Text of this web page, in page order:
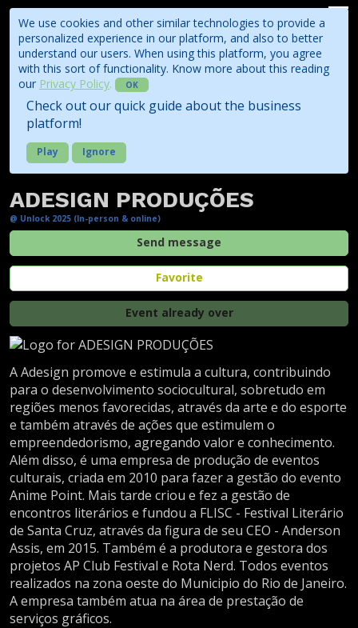
We use cookies and other similar technologies to provide a
personalized experience in our platform, and also to better
understand our users. When using this platform, you agree
with this sort of functionality. Know more about this reading
our Privacy Policy. OK
Check out our quick guide about the business
platform!
Play Ignore
ADESIGN PRODUÇÕES
@ Unlock 2025 (In-person & online)
Send message
Favorite
Event already over
A Adesign promove e estimula a cultura, contribuindo
para o desenvolvimento sociocultural, sobretudo em
regiões menos favorecidas, através da arte e do esporte
e também através de ações que estimulem o
empreendedorismo, agregando valor e conhecimento.
Além disso, é uma empresa de produção de eventos
culturais, criada em 2010 para fazer a gestão do evento
Anime Point. Mais tarde criou e fez a gestão de
encontros literários e fundou a FLISC - Festival Literário
de Santa Cruz, através da figura de seu CEO - Anderson
Assis, em 2015. Também é a produtora e gestora dos
projetos AP Club Festival e Rota Nerd. Todos eventos
realizados na zona oeste do Municipio do Rio de Janeiro.
A empresa também atua na área de prestação de
serviços gráficos.